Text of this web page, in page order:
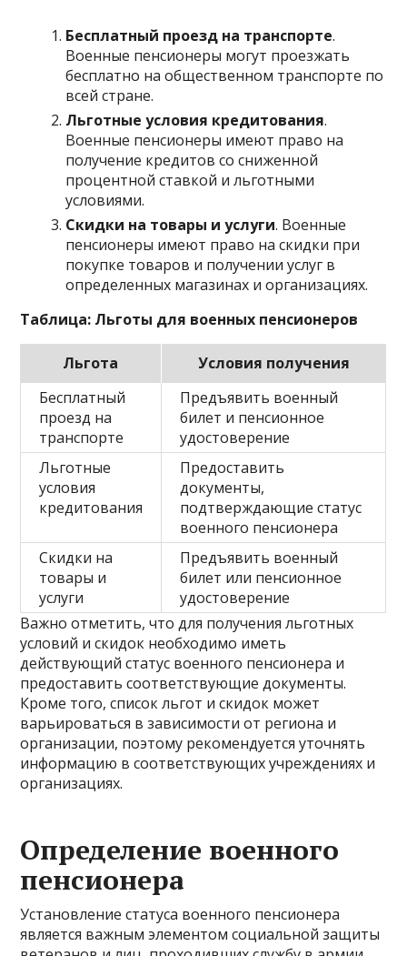
Бесплатный проезд на транспорте.
Военные пенсионеры могут проезжать
бесплатно на общественном транспорте по
всей стране.
Льготные условия кредитования.
Военные пенсионеры имеют право на
получение кредитов со сниженной
процентной ставкой и льготными
условиями.
Скидки на товары и услуги. Военные
пенсионеры имеют право на скидки при
покупке товаров и получении услуг в
определенных магазинах и организациях.
Таблица: Льготы для военных пенсионеров
Льгота
Условия получения
Бесплатный
проезд на
транспорте
Предъявить военный
билет и пенсионное
удостоверение
Льготные
условия
кредитования
Предоставить
документы,
подтверждающие статус
военного пенсионера
Скидки на
товары и
услуги
Предъявить военный
билет или пенсионное
удостоверение
Важно отметить, что для получения льготных
условий и скидок необходимо иметь
действующий статус военного пенсионера и
предоставить соответствующие документы.
Кроме того, список льгот и скидок может
варьироваться в зависимости от региона и
организации, поэтому рекомендуется уточнять
информацию в соответствующих учреждениях и
организациях.
Определение военного
пенсионера
Установление статуса военного пенсионера
является важным элементом социальной защиты